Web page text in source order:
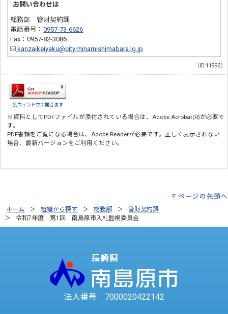
お問い合わせは
総務部 管財契約課
電話番号：0957-73-6626
Fax：0957-82-3086
kanzaikeiyaku@city.minamishimabara.lg.jp
（ID:11992）
別ウィンドウで開きます
※資料としてPDFファイルが添付されている場合は、Adobe Acrobat(R)が必要で
す。
PDF書類をご覧になる場合は、Adobe Readerが必要です。正しく表示されない
場合、最新バージョンをご利用ください。
ページの先頭へ
ホーム 組織から探す 総務部
管財契約課
令和7年度 第1回 南島原市入札監視委員会
法人番号 7000020422142